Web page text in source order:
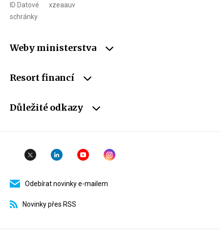
ID Datové
schránky
xzeaauv
Weby ministerstva
Resort financí
Důležité odkazy
Odebírat novinky e-mailem
Novinky přes RSS